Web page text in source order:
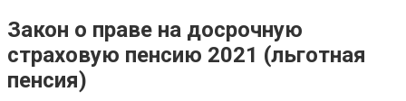
Закон о праве на досрочную
страховую пенсию 2021 (льготная
пенсия)